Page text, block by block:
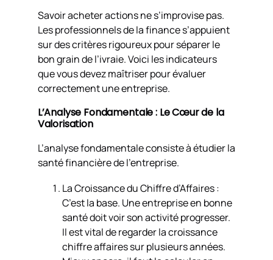
Savoir acheter actions ne s’improvise pas.
Les professionnels de la finance s’appuient
sur des critères rigoureux pour séparer le
bon grain de l’ivraie. Voici les indicateurs
que vous devez maîtriser pour évaluer
correctement une entreprise.
L’Analyse Fondamentale : Le Cœur de la
Valorisation
L’analyse fondamentale consiste à étudier la
santé financière de l’entreprise.
La Croissance du Chiffre d’Affaires :
C’est la base. Une entreprise en bonne
santé doit voir son activité progresser.
Il est vital de regarder la croissance
chiffre affaires sur plusieurs années.